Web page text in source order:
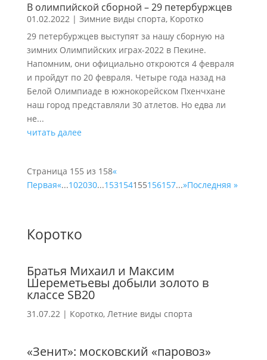
В олимпийской сборной – 29 петербуржцев
01.02.2022| Зимние виды спорта, Коротко
29 петербуржцев выступят за нашу сборную на
зимних Олимпийских играх-2022 в Пекине.
Напомним, они официально откроются 4 февраля
и пройдут по 20 февраля. Четыре года назад на
Белой Олимпиаде в южнокорейском Пхенчхане
наш город представляли 30 атлетов. Но едва ли
не...
читать далее
Страница 155 из 158«
Первая«...102030...153154155156157...»Последняя »
Коротко
Братья Михаил и Максим
Шереметьевы добыли золото в
классе SB20
31.07.22| Коротко, Летние виды спорта
«Зенит»: московский «паровоз»